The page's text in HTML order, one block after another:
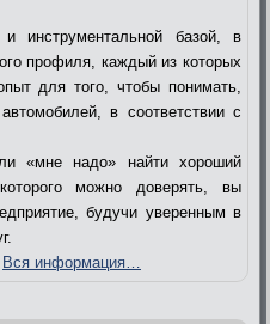
инструментальной базой, в
профиля, каждый из которых
для того, чтобы понимать,
в соответствии с
«мне надо» найти хороший
можно доверять, вы
будучи уверенным в
Вся информация…